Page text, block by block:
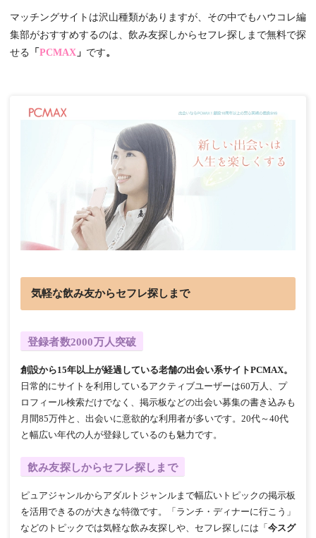
マッチングサイトは沢山種類がありますが、その中でもハウコレ編
集部がおすすめするのは、飲み友探しからセフレ探しまで無料で探
せる
「 PCMAX 」 です。
気軽な飲み友からセフレ探しまで
登録者数2000万人突破
創設から15年以上が経過している老舗の出会い系サイトPCMAX。
日常的にサイトを利用しているアクティブユーザーは60万人、プ
ロフィール検索だけでなく、掲示板などの出会い募集の書き込みも
月間85万件と、出会いに意欲的な利用者が多いです。20代～40代
と幅広い年代の人が登録しているのも魅力です。
飲み友探しからセフレ探しまで
ピュアジャンルからアダルトジャンルまで幅広いトピックの掲示板
を活用できるのが大きな特徴です。「ランチ・ディナーに行こう」
などのトピックでは気軽な飲み友探しや、セフレ探しには「 今スグ